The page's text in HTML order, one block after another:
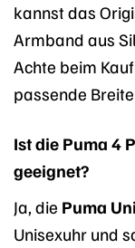
kannst das
Armband aus
Achte beim
passende
Ist die Puma 4
geeignet?
Ja, die Puma
Unisexuhr und